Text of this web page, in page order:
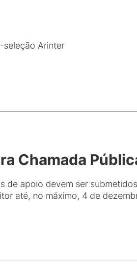
seleção Arinter
Chamada
de apoio devem ser
até, no máximo, 4 de